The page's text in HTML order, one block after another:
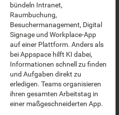
bündeln Intranet,
Raumbuchung,
Besuchermanagement, Digital
Signage und Workplace-App
auf einer Plattform. Anders als
bei Appspace hilft KI dabei,
Informationen schnell zu finden
und Aufgaben direkt zu
erledigen. Teams organisieren
ihren gesamten Arbeitstag in
einer maßgeschneiderten App.